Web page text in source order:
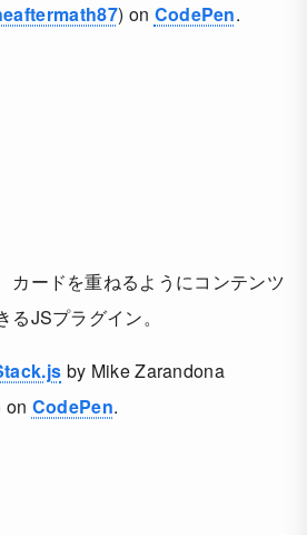
) on CodePen.
カードを重ねるようにコンテンツ
JSプラグイン。
by Mike Zarandona
on CodePen.